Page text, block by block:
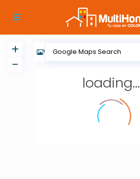
loading...
View My Location